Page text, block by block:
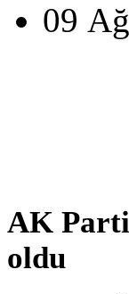
09
AK
oldu